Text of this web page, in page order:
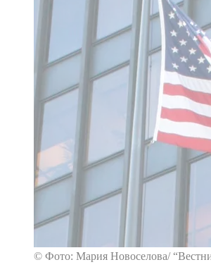
© Фото: Мария Новоселова/